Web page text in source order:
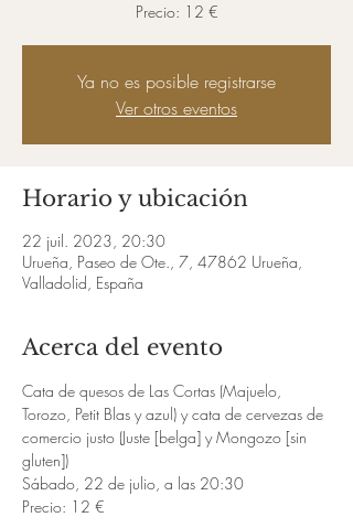
Precio: 12 €
Ya no es posible registrarse
Ver otros eventos
Horario y ubicación
22 juil. 2023, 20:30
Urueña, Paseo de Ote., 7, 47862 Urueña,
Valladolid, España
Acerca del evento
Cata de quesos de Las Cortas (Majuelo,
Torozo, Petit Blas y azul) y cata de cervezas de
comercio justo (Juste [belga] y Mongozo [sin
gluten])
Sábado, 22 de julio, a las 20:30
Precio: 12 €